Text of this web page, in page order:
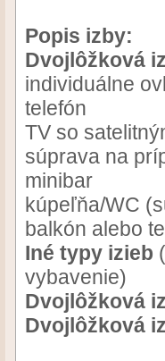
Popis izby:
Dvojlôžková
individuálne
telefón
TV so
súprava na
minibar
kúpeľňa/WC
balkón alebo
Iné typy izieb
vybavenie)
Dvojlôžková
Dvojlôžková